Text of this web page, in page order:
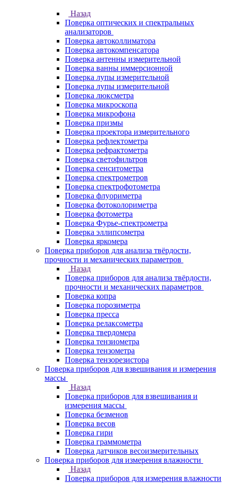
Назад
Поверка оптических и спектральных
анализаторов
Поверка автоколлиматора
Поверка автокомпенсатора
Поверка антенны измерительной
Поверка ванны иммерсионной
Поверка лупы измерительной
Поверка лупы измерительной
Поверка люксметра
Поверка микроскопа
Поверка микрофона
Поверка призмы
Поверка проектора измерительного
Поверка рефлектометра
Поверка рефрактометра
Поверка светофильтров
Поверка сенситометра
Поверка спектрометров
Поверка спектрофотометра
Поверка флуориметра
Поверка фотоколориметра
Поверка фотометра
Поверка Фурье-спектрометра
Поверка эллипсометра
Поверка яркомера
Поверка приборов для анализа твёрдости,
прочности и механических параметров
Назад
Поверка приборов для анализа твёрдости,
прочности и механических параметров
Поверка копра
Поверка порозиметра
Поверка пресса
Поверка релаксометра
Поверка твердомера
Поверка тензиометра
Поверка тензометра
Поверка тензорезистора
Поверка приборов для взвешивания и измерения
массы
Назад
Поверка приборов для взвешивания и
измерения массы
Поверка безменов
Поверка весов
Поверка гири
Поверка граммометра
Поверка датчиков весоизмерительных
Поверка приборов для измерения влажности
Назад
Поверка приборов для измерения влажности